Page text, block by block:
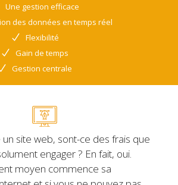
Une gestion efficace
des données en temps réel
Flexibilité
Gain de temps
Gestion centrale
site web, sont-ce des frais que
engager ? En fait, oui.
moyen commence sa